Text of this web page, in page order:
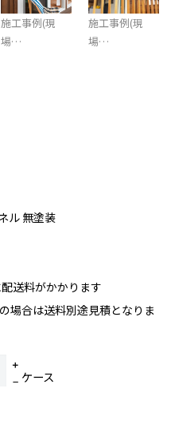
施工事例(現
場…
施工事例(現
場…
ル 無塗装
送料がかかります
場合は送料別途見積となりま
ケース